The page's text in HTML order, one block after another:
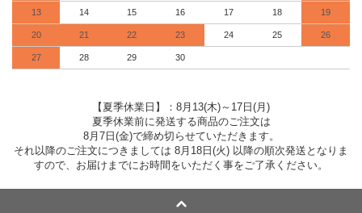
13 14 15 16 17 18 19
20 21 22 23 24 25 26
27 28 29 30
【夏季休業日】：8月13(木)～17日(月)
夏季休業前に発送する商品のご注文は
8月7日(金)で締め切らせていただきます。
それ以降のご注文につきましては 8月18日(火) 以降の順次発送となりま
すので、お届けまでにお時間をいただく事をご了承ください。